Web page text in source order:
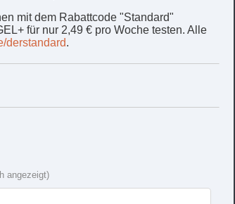
mit dem Rabattcode "Standard"
für nur 2,49 € pro Woche testen. Alle
derstandard.
angezeigt)